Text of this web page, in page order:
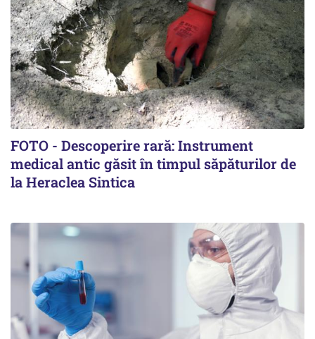
FOTO - Descoperire rară: Instrument
medical antic găsit în timpul săpăturilor de
la Heraclea Sintica